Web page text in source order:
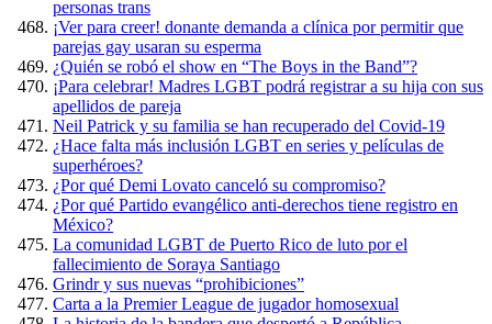
personas trans
¡Ver para creer! donante demanda a clínica por permitir que
parejas gay usaran su esperma
¿Quién se robó el show en “The Boys in the Band”?
¡Para celebrar! Madres LGBT podrá registrar a su hija con sus
apellidos de pareja
Neil Patrick y su familia se han recuperado del Covid-19
¿Hace falta más inclusión LGBT en series y películas de
superhéroes?
¿Por qué Demi Lovato canceló su compromiso?
¿Por qué Partido evangélico anti-derechos tiene registro en
México?
La comunidad LGBT de Puerto Rico de luto por el
fallecimiento de Soraya Santiago
Grindr y sus nuevas “prohibiciones”
Carta a la Premier League de jugador homosexual